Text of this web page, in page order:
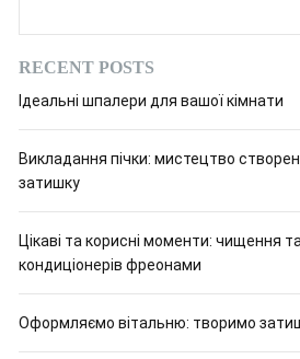
в
р
е
и
RECENT POSTS
Ідеальні шпалери для вашої кімнати
Викладання пічки: мистецтво
затишку
Цікаві та корисні моменти: чищення
кондиціонерів фреонами
Оформляємо вітальню: творимо